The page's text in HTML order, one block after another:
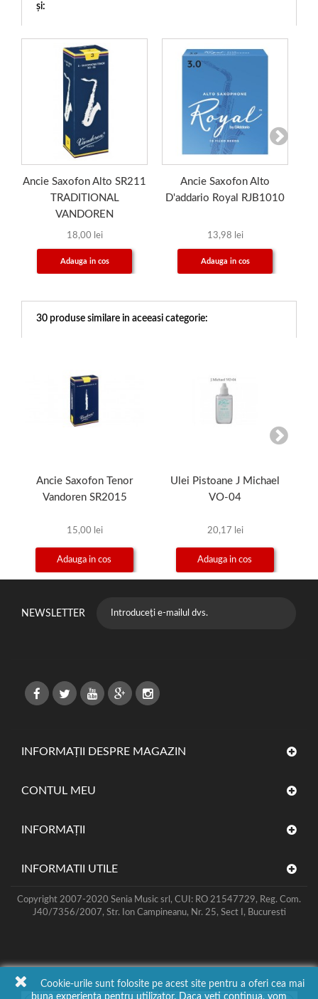
și:
Ancie Saxofon Alto SR211
TRADITIONAL
VANDOREN
18,00 lei
Adauga in cos
Ancie Saxofon Alto
D'addario Royal RJB1010
13,98 lei
Adauga in cos
30 produse similare in aceeasi categorie:
Ancie Saxofon Tenor
Vandoren SR2015
15,00 lei
Adauga in cos
Ulei Pistoane J Michael
VO-04
20,17 lei
Adauga in cos
NEWSLETTER
INFORMAȚII DESPRE MAGAZIN
CONTUL MEU
INFORMAŢII
INFORMATII UTILE
Cookie-urile sunt folosite pe acest site pentru a oferi cea mai
buna experienta pentru utilizator. Daca veti continua, vom
Copyright 2007-2020 Senia Music srl, CUI: RO 21547729, Reg. Com.
J40/7356/2007, Str. Ion Campineanu, Nr. 25, Sect I, Bucuresti